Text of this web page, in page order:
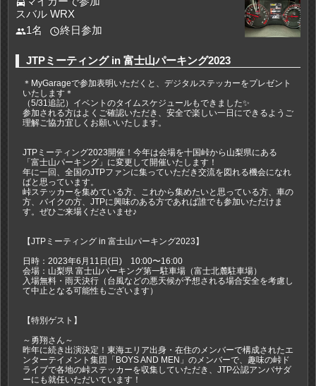
directions_car
スバル WRX
people1名 access_time終日参加
JTPミーティング in 富士山パーキング2023
＊MyGarageで参加表明いただくと、デジタルステッカーをプレゼント
いたします＊
（5/31追記）イベントのタイムスケジュールもできました✨
参加される方はよくご確認いただき、安全で楽しい一日にできるようご
理解ご協力宜しくお願いいたします。
JTPミーティング2023開催！今年は会場を十国峠から山梨県にある
「富士山パーキング」に変更して開催いたします！
年に一回、全国のJTPファンに集っていただき交流を図れる機会になれ
ばと思っています。
峠ステッカーを集めている方、これから集めたいと思っている方、車の
方、バイクの方、JTPに興味のある方であれば誰でも参加いただけま
す。ぜひご来場くださいませ♪
【JTPミーティング in 富士山パーキング2023】
日時：2023年6月11日(日) 10:00〜16:00
会場：山梨県 富士山パーキング第一駐車場（富士北麓駐車場）
入場無料・雨天決行（台風などの悪天候が予想される場合安全を考慮し
て中止となる可能性もございます）
【特別ゲスト】
～勇翔さん～
昨年に続き出演決定！東海エリア出身・在住のメンバーで構成されたエ
ンターテイメント集団「BOYS AND MEN」のメンバーで、趣味の峠ド
ライブで各地の峠ステッカーを収集していただき、JTP公認アンバサダ
ーにも就任いただいています！